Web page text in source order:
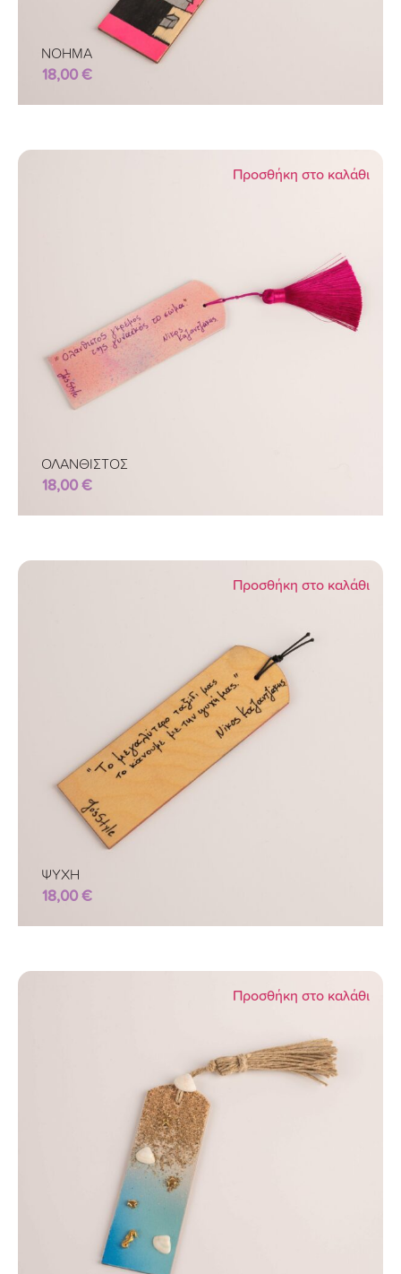
ΝΟΗΜΑ
18,00€
Προσθήκη στο καλάθι
ΟΛΑΝΘΙΣΤΟΣ
18,00€
Προσθήκη στο καλάθι
ΨΥΧΗ
18,00€
Προσθήκη στο καλάθι